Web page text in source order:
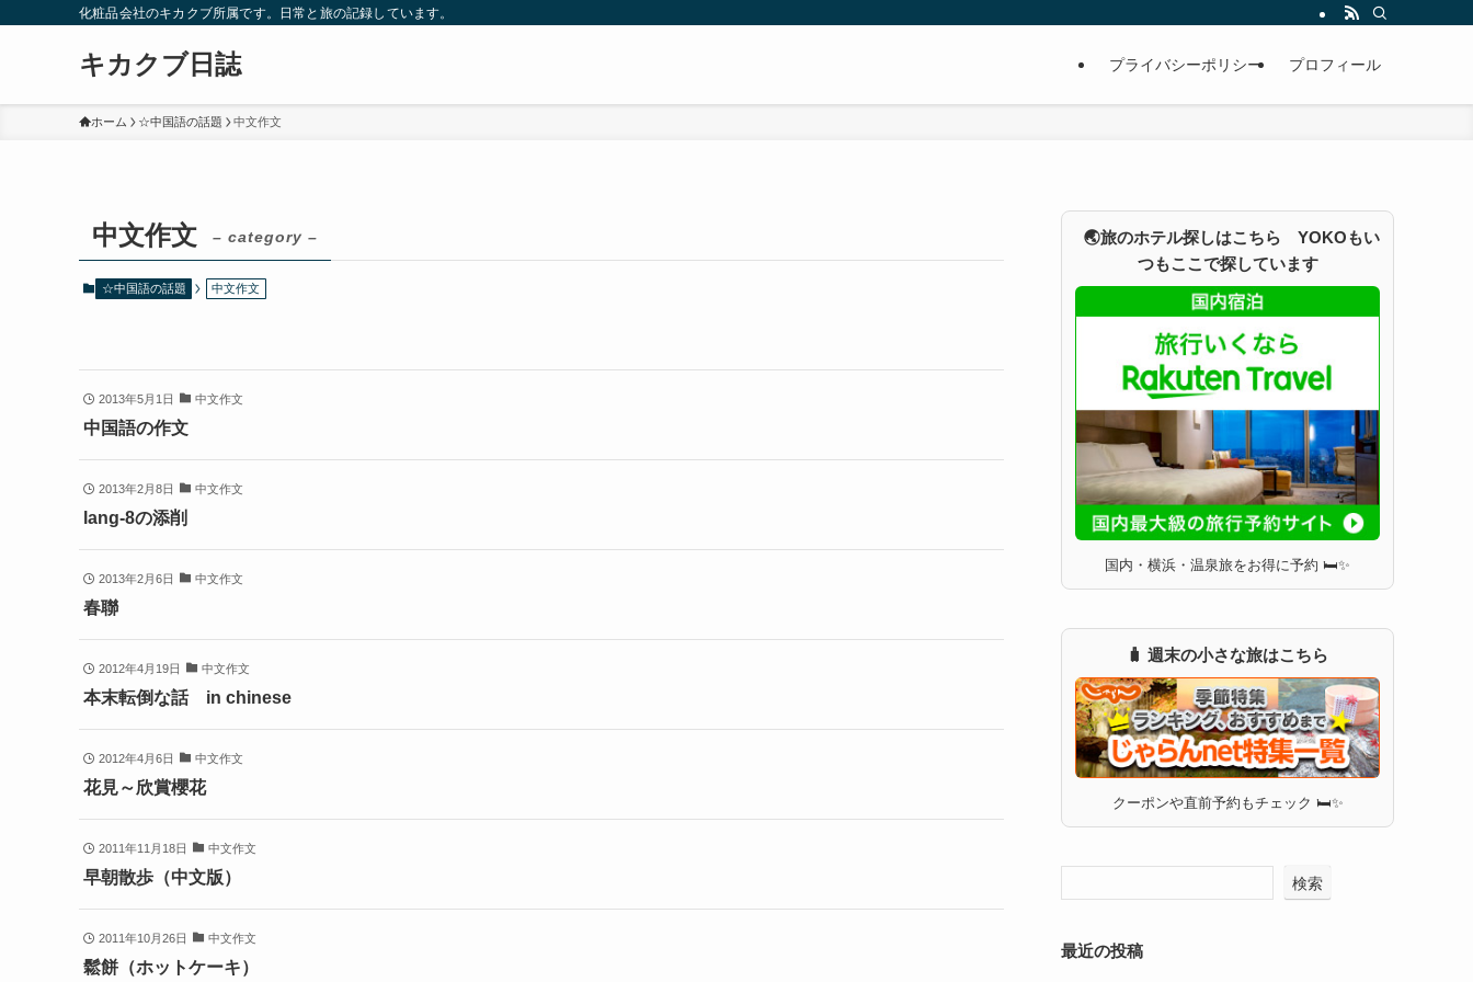
化粧品会社のキカクブ所属です。日常と旅の記録しています。
キカクブ日誌 プライバシーポリシー プロフィール
ホーム ☆中国語の話題 中文作文
中文作文 – category –
☆中国語の話題 中文作文
2013年5月1日 中文作文
中国語の作文
2013年2月8日 中文作文
lang-8の添削
2013年2月6日 中文作文
春聯
2012年4月19日 中文作文
本末転倒な話 in chinese
2012年4月6日 中文作文
花見～欣賞櫻花
2011年11月18日 中文作文
早朝散歩（中文版）
2011年10月26日 中文作文
鬆餅（ホットケーキ）
🌏旅のホテル探しはこちら YOKOもい
つもここで探しています
国内・横浜・温泉旅をお得に予約 🛏✨
🧳 週末の小さな旅はこちら
クーポンや直前予約もチェック 🛏✨
検索
最近の投稿